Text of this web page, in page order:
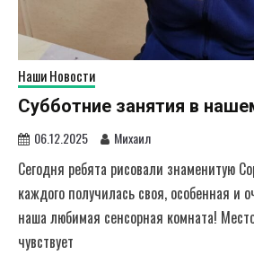
Наши Новости
Субботние занятия в
06.12.2025 Михаил
Сегодня ребята рисовали знаменитую
каждого получилась своя, особенная и
наша любимая сенсорная комната!
чувствует